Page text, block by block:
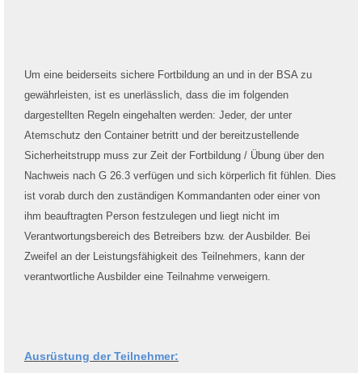
Um eine beiderseits sichere Fortbildung an und in der BSA zu
gewährleisten, ist es unerlässlich, dass die im folgenden
dargestellten Regeln eingehalten werden: Jeder, der unter
Atemschutz den Container betritt und der bereitzustellende
Sicherheitstrupp muss zur Zeit der Fortbildung / Übung über den
Nachweis nach G 26.3 verfügen und sich körperlich fit fühlen. Dies
ist vorab durch den zuständigen Kommandanten oder einer von
ihm beauftragten Person festzulegen und liegt nicht im
Verantwortungsbereich des Betreibers bzw. der Ausbilder. Bei
Zweifel an der Leistungsfähigkeit des Teilnehmers, kann der
verantwortliche Ausbilder eine Teilnahme verweigern.
Ausrüstung der Teilnehmer: